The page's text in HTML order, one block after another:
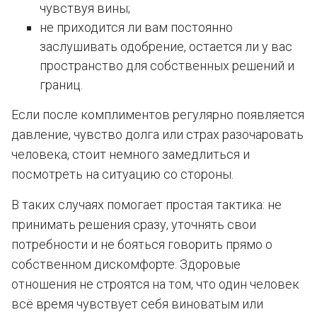
чувствуя вины;
не приходится ли вам постоянно
заслушивать одобрение, остается ли у вас
пространство для собственных решений и
границ.
Если после комплиментов регулярно появляется
давление, чувство долга или страх разочаровать
человека, стоит немного замедлиться и
посмотреть на ситуацию со стороны.
В таких случаях помогает простая тактика: не
принимать решения сразу, уточнять свои
потребности и не бояться говорить прямо о
собственном дискомфорте. Здоровые
отношения не строятся на том, что один человек
всё время чувствует себя виноватым или